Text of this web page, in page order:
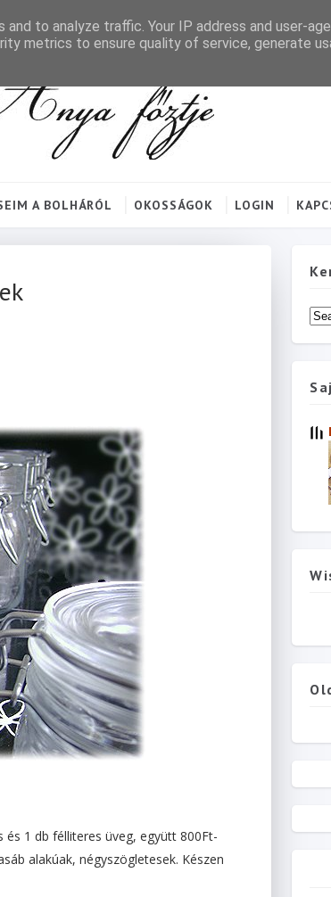
A BOLHÁRÓL OKOSSÁGOK LOGIN
1 db félliteres üveg, együtt 800Ft-
alakúak, négyszögletesek. Készen
to analyze traffic. Your IP address and user-
metrics to ensure quality of service, generate